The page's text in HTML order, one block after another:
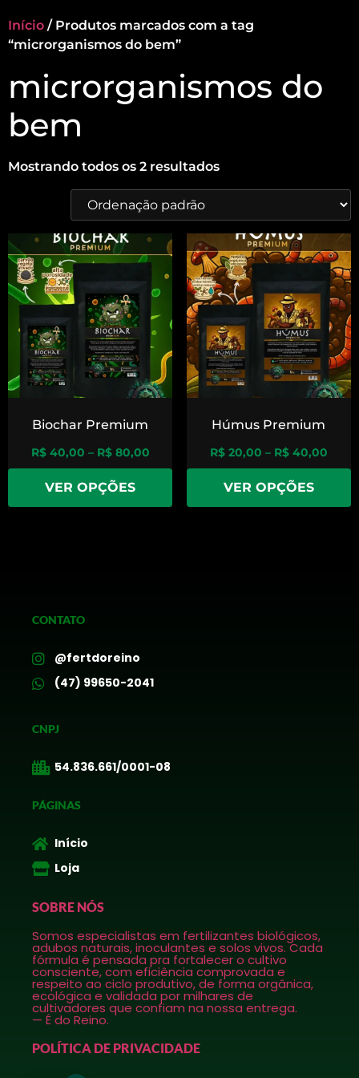
Início / Produtos marcados com a tag
“microrganismos do bem”
microrganismos do
bem
Mostrando todos os 2 resultados
Biochar Premium
R$40,00 – R$80,00
VER OPÇÕES
Húmus Premium
R$20,00 – R$40,00
VER OPÇÕES
CONTATO
@fertdoreino
(47) 99650-2041
CNPJ
54.836.661/0001-08
PÁGINAS
Início
Loja
SOBRE NÓS
Somos especialistas em fertilizantes biológicos,
adubos naturais, inoculantes e solos vivos. Cada
fórmula é pensada pra fortalecer o cultivo
consciente, com eficiência comprovada e
respeito ao ciclo produtivo, de forma orgânica,
ecológica e validada por milhares de
cultivadores que confiam na nossa entrega.
— É do Reino.
POLÍTICA DE PRIVACIDADE